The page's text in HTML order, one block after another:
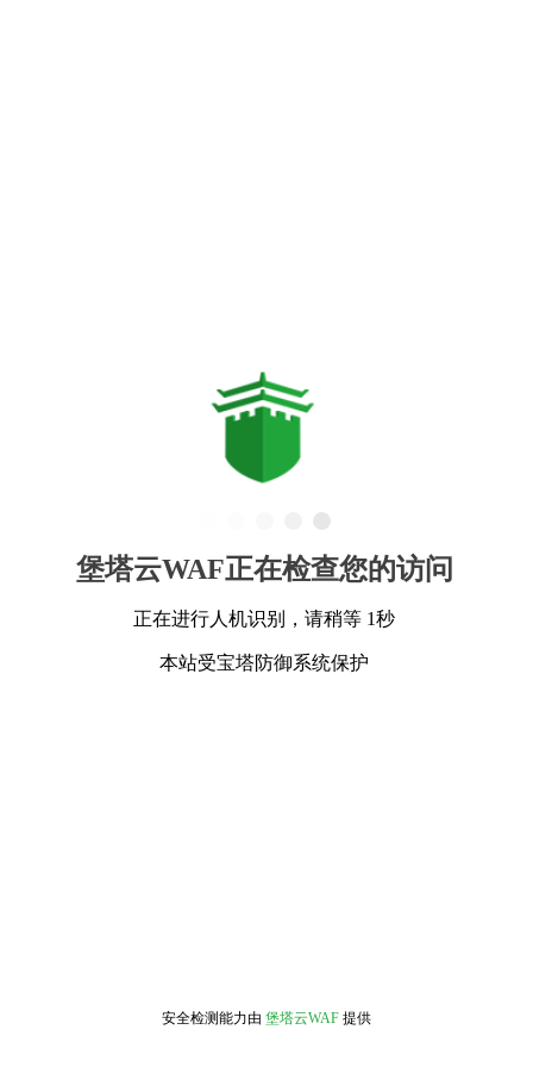
堡塔云WAF正在检查您的访问
正在进行人机识别，请稍等 1秒
本站受宝塔防御系统保护
安全检测能力由 堡塔云WAF 提供